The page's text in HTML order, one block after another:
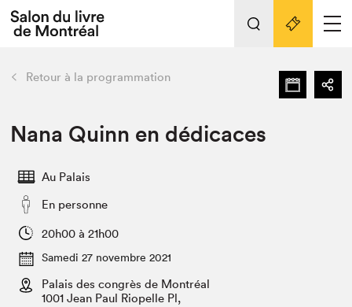
Espace médias
Tout sur l'édition 2022
Actualités
Vidéos et Balados
Club de lecture Braindate
retour Nos activités
Édition 2022
Planifier sa visite
Projets partenaires 2022
Liens pratiques
Retour à la programmation
Nana Quinn en dédicaces
Au Palais
En personne
20h00 à 21h00
Samedi 27 novembre 2021
Palais des congrès de Montréal
1001 Jean Paul Riopelle Pl,